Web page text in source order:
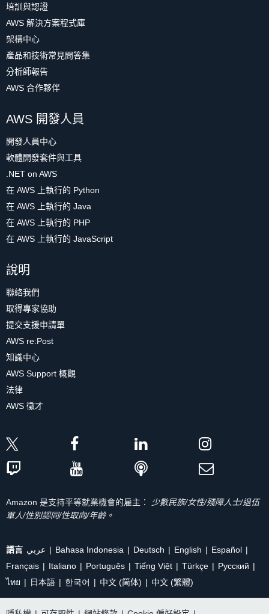
培訓與認證
AWS 解決方案程式庫
架構中心
產品和技術常見問答集
分析師報告
AWS 合作夥伴
AWS 開發人員
開發人員中心
軟體開發套件與工具
.NET on AWS
在 AWS 上執行的 Python
在 AWS 上執行的 Java
在 AWS 上執行的 PHP
在 AWS 上執行的 JavaScript
說明
聯絡我們
取得專家協助
提交支援申請單
AWS re:Post
知識中心
AWS Support 概觀
法律
AWS 徵才
Amazon 是支持平等就業機會的雇主：
少數民族/女性/殘障人士/退伍
軍人/性別認同/性取向/年齡。
語言 عربي Bahasa Indonesia Deutsch English
Español
Français
Italiano Português Tiếng Việt Türkçe
Ρусский
ไทย
日本語 한국어 中文 (简体) 中文 (繁體)